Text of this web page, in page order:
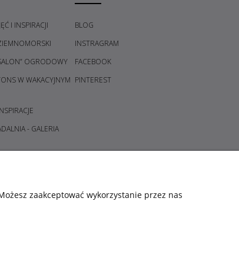
I INSPIRACJI
OGRODOWY
W WAKACYJNYM
- GALERIA
POMYSŁÓW
- GALERIA
BLOG
INSTRAGRAM
FACEBOOK
PINTEREST
zaakceptować wykorzystanie przez nas